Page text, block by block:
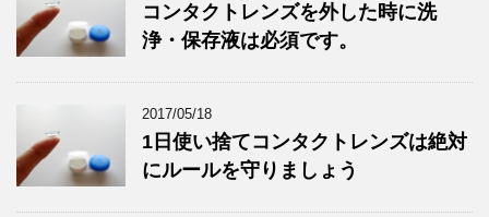
コンタクトレンズを外した時に洗
浄・保存液は必須です。
2017/05/18
1日使い捨てコンタクトレンズは絶対
にルールを守りましょう